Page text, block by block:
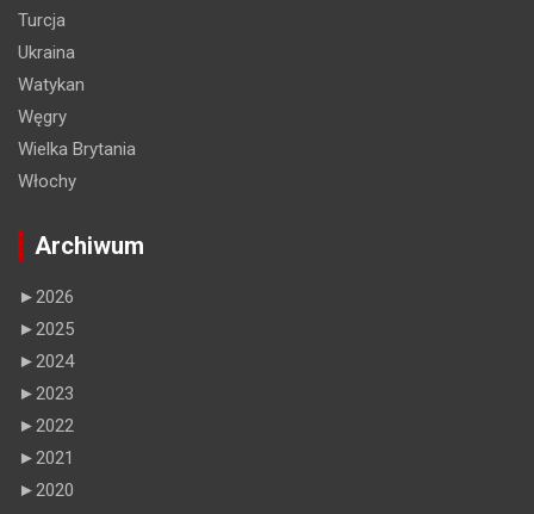
Turcja
Ukraina
Watykan
Węgry
Wielka Brytania
Włochy
Archiwum
► 2026
► 2025
► 2024
► 2023
► 2022
► 2021
► 2020